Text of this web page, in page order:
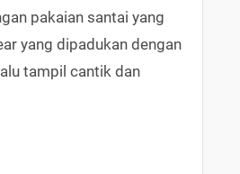
pakaian santai yang
yang dipadukan dengan
tampil cantik dan